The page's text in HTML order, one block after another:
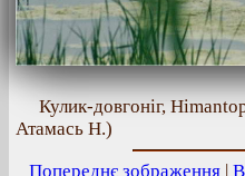
Кулик-довгоніг,
Атамась Н.)
Попереднє зображення|